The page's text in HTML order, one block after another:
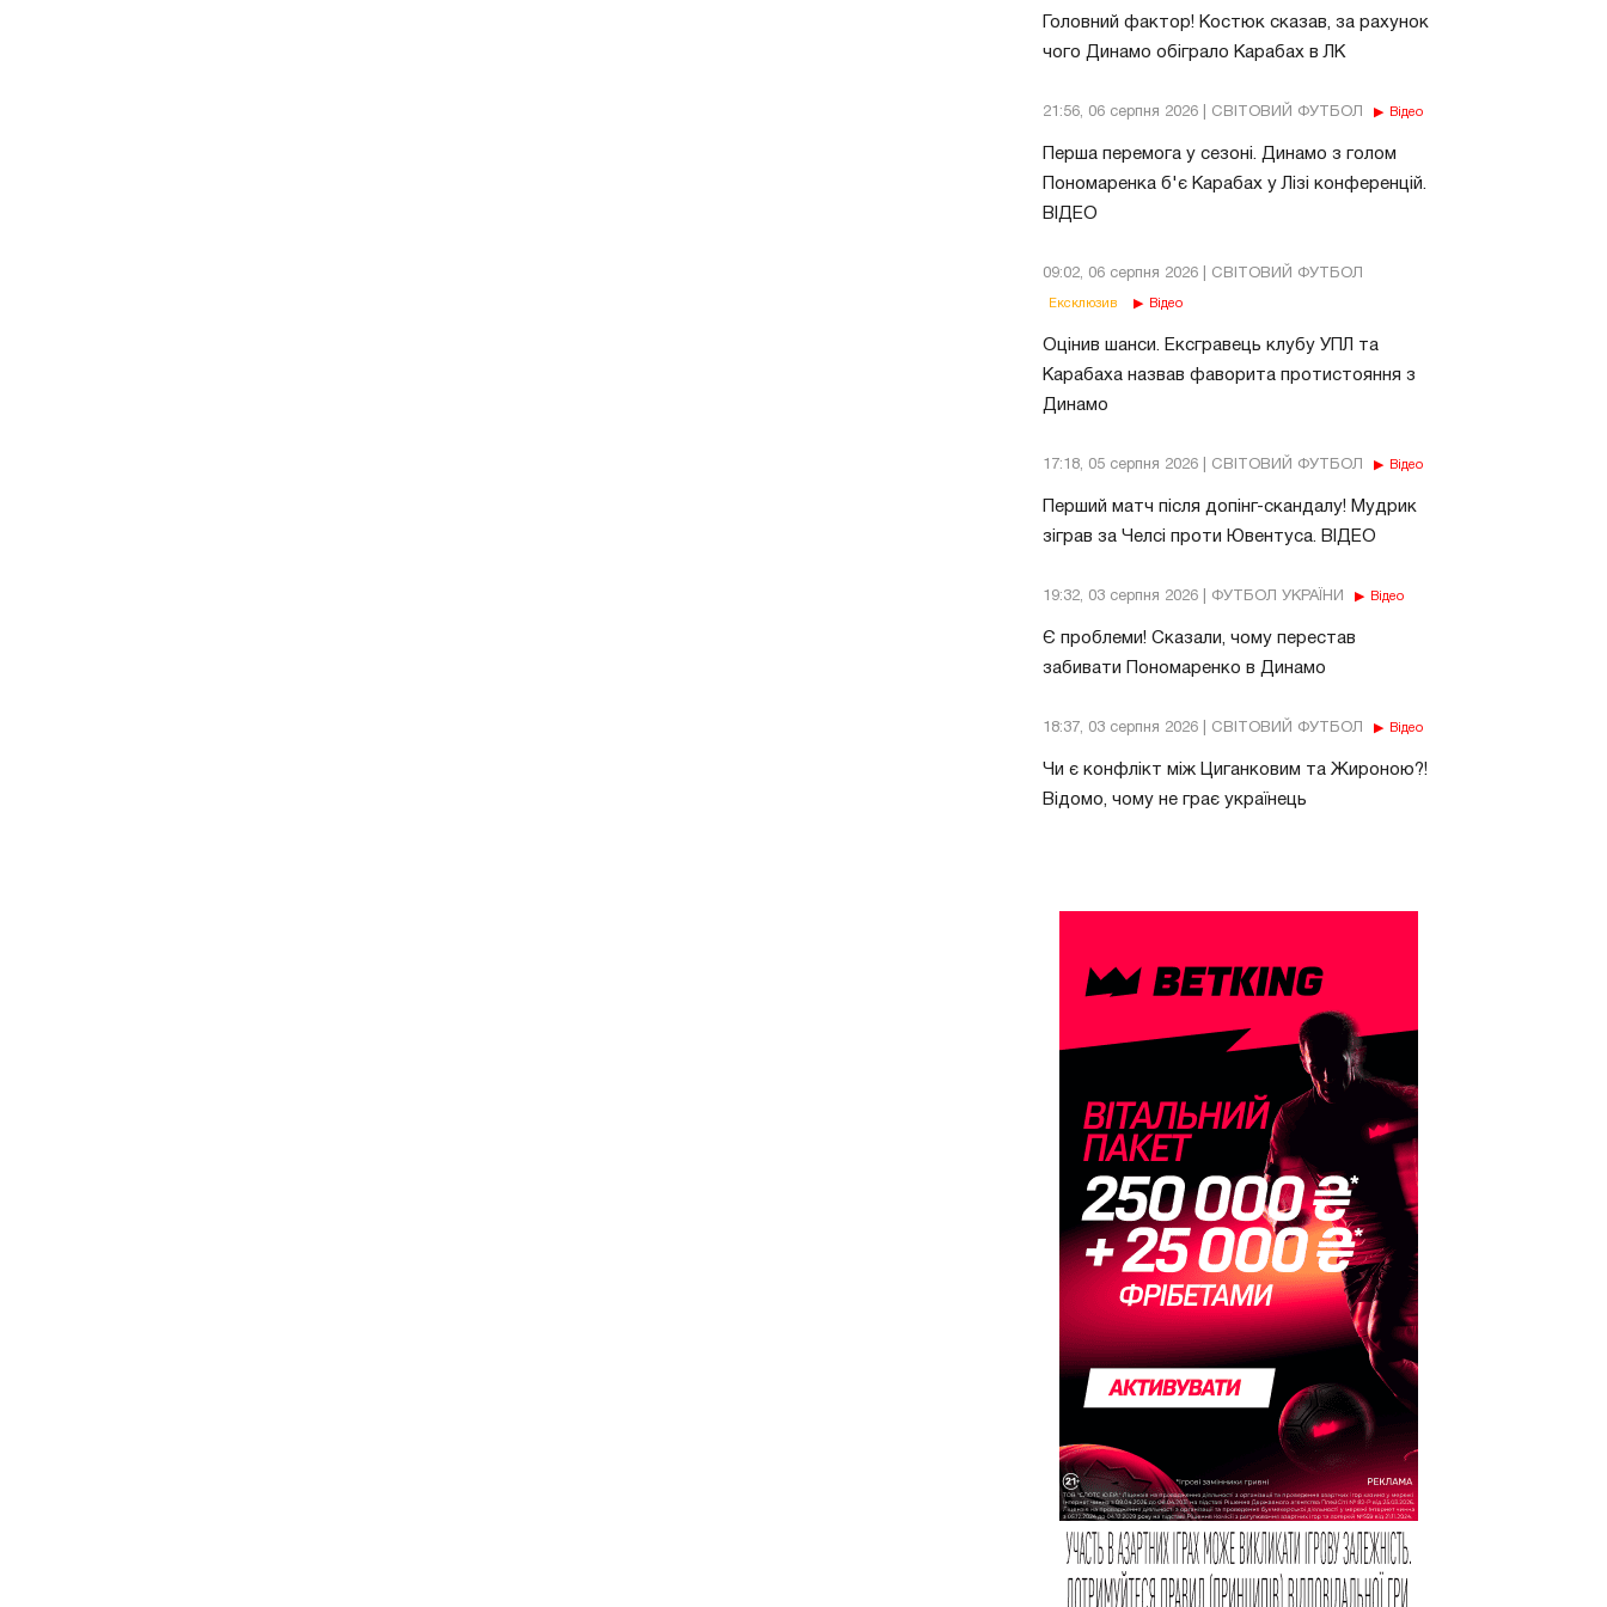
Головний фактор! Костюк сказав, за рахунок
чого Динамо обіграло Карабах в ЛК
21:56, 06 серпня 2026 | СВІТОВИЙ ФУТБОЛ Відео
Перша перемога у сезоні. Динамо з голом
Пономаренка б'є Карабах у Лізі конференцій.
ВІДЕО
09:02, 06 серпня 2026 | СВІТОВИЙ ФУТБОЛ
Ексклюзив Відео
Оцінив шанси. Ексгравець клубу УПЛ та
Карабаха назвав фаворита протистояння з
Динамо
17:18, 05 серпня 2026 | СВІТОВИЙ ФУТБОЛ Відео
Перший матч після допінг-скандалу! Мудрик
зіграв за Челсі проти Ювентуса. ВІДЕО
19:32, 03 серпня 2026 | ФУТБОЛ УКРАЇНИ Відео
Є проблеми! Сказали, чому перестав
забивати Пономаренко в Динамо
18:37, 03 серпня 2026 | СВІТОВИЙ ФУТБОЛ Відео
Чи є конфлікт між Циганковим та Жироною?!
Відомо, чому не грає українець